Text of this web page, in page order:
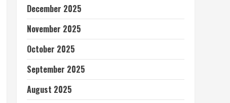
December 2025
November 2025
October 2025
September 2025
August 2025